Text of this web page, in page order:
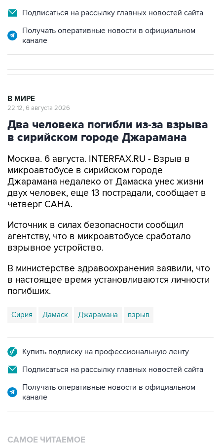
Получать оперативные новости в официальном
канале
Два человека погибли из-за взрыва
в сирийском городе Джарамана
Москва. 6 августа. INTERFAX.RU - Взрыв в
Джарамана недалеко от Дамаска унес жизни
двух человек, еще 13 пострадали, сообщает в
четверг САНА.
Источник в силах безопасности сообщил
взрывное устройство.
В министерстве здравоохранения заявили, что
погибших.
Сирия Дамаск
Подписаться на рассылку главных новостей сайта
Получать оперативные новости в официальном
канале
Число пострадавших при атаке БПЛА под